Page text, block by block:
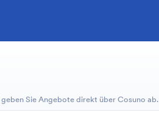
Sie Angebote direkt über Cosuno ab.